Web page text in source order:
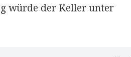
würde der Keller unter